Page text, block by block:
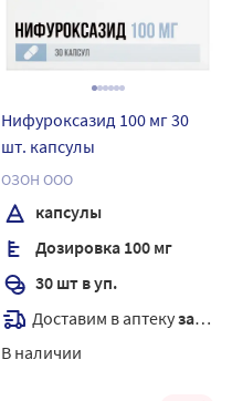
Нифуроксазид 100 мг 30
шт. капсулы
ОЗОН ООО
капсулы
Дозировка 100 мг
30 шт в уп.
Доставим в аптекузавтра
В наличии